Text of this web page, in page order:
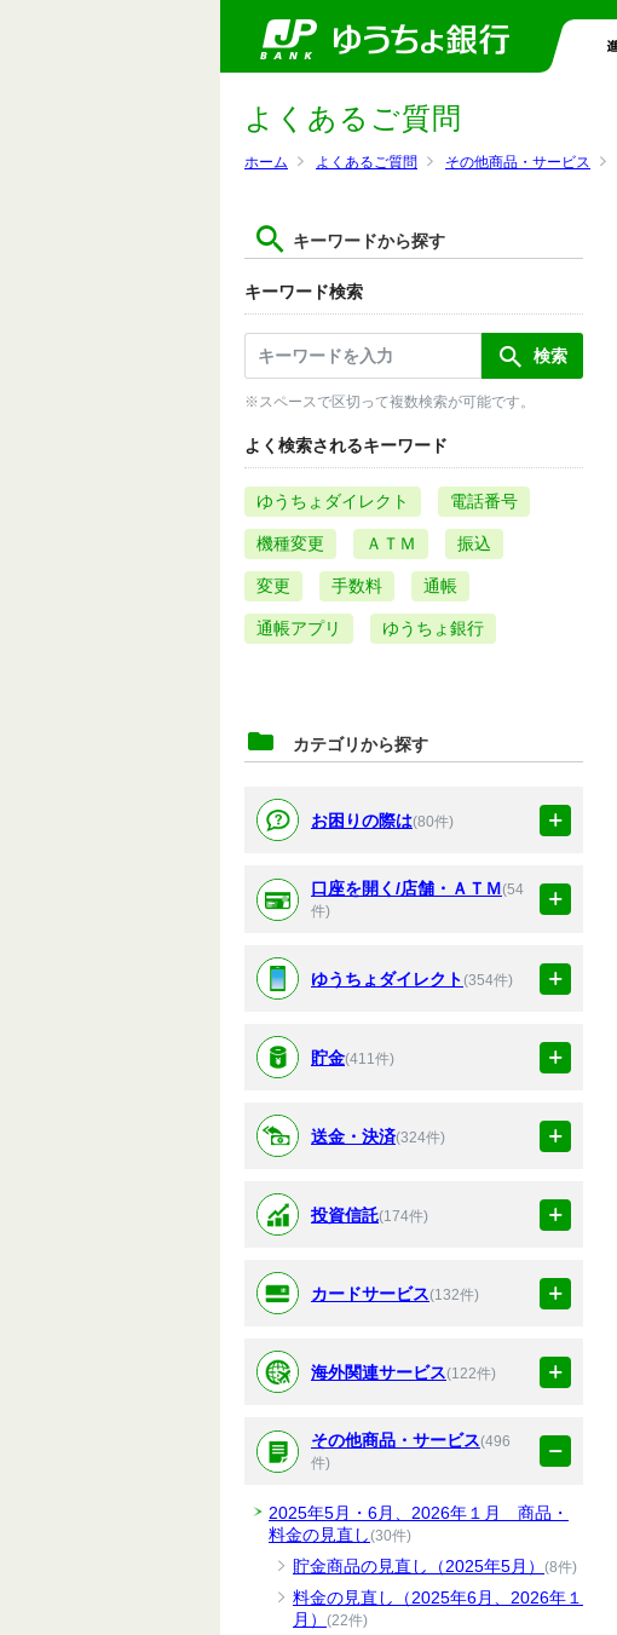
ホーム よくあるご質問 その他商品・サービス
よくあるご質問
キーワードから探す
キーワード検索
※スペースで区切って複数検索が可能です。
よく検索されるキーワード
ゆうちょダイレクト 電話番号
機種変更 ＡＴＭ 振込
変更 手数料 通帳
通帳アプリ ゆうちょ銀行
カテゴリから探す
お困りの際は(80件)
口座を開く/店舗・ＡＴＭ(54
件)
ゆうちょダイレクト(354件)
貯金(411件)
送金・決済(324件)
投資信託(174件)
カードサービス(132件)
海外関連サービス(122件)
その他商品・サービス(496
件)
2025年5月・6月、2026年１月 商品・
料金の見直し(30件)
貯金商品の見直し（2025年5月） (8件)
料金の見直し（2025年6月、2026年１
月） (22件)